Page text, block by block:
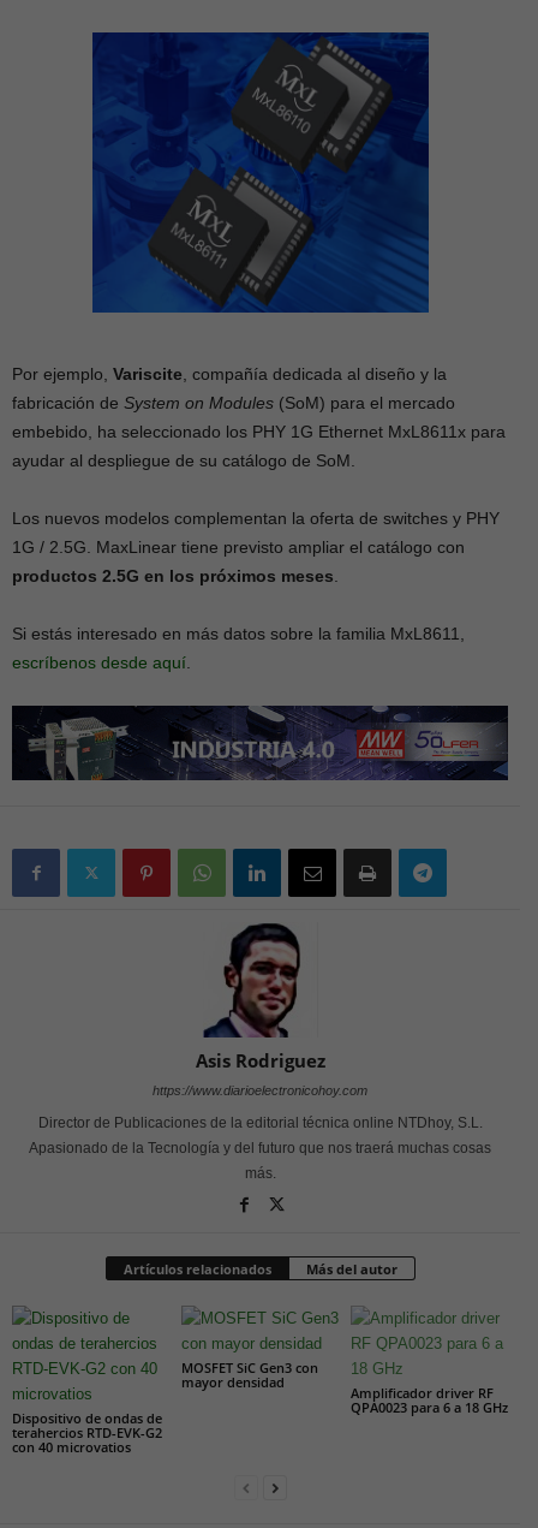
Por ejemplo, Variscite , compañía dedicada al diseño y la
fabricación de System on Modules (SoM) para el mercado
embebido, ha seleccionado los PHY 1G Ethernet MxL8611x para
ayudar al despliegue de su catálogo de SoM.
Los nuevos modelos complementan la oferta de switches y PHY
1G / 2.5G. MaxLinear tiene previsto ampliar el catálogo con
productos 2.5G en los próximos meses
Si estás interesado en más datos sobre la familia MxL8611,
escríbenos desde aquí
Asis Rodriguez
https://www.diarioelectronicohoy.com
Director de Publicaciones de la editorial técnica online NTDhoy, S.L.
Apasionado de la Tecnología y del futuro que nos traerá muchas cosas
más.
Artículos relacionados Más del autor
Dispositivo de ondas de
terahercios RTD-EVK-G2
con 40 microvatios
MOSFET SiC Gen3 con
mayor densidad
Amplificador driver RF
QPA0023 para 6 a 18 GHz